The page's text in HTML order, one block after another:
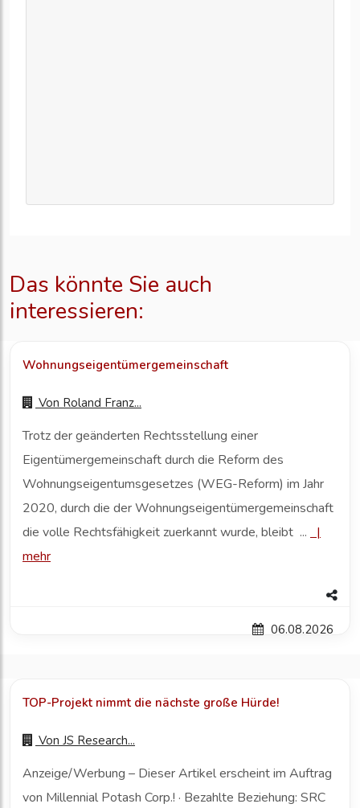
Das könnte Sie auch
interessieren:
Wohnungseigentümergemeinschaft
Von Roland Franz...
Trotz der geänderten Rechtsstellung einer
Eigentümergemeinschaft durch die Reform des
Wohnungseigentumsgesetzes (WEG-Reform) im Jahr
2020, durch die der Wohnungseigentümergemeinschaft
die volle Rechtsfähigkeit zuerkannt wurde, bleibt ...
|
mehr
06.08.2026
TOP-Projekt nimmt die nächste große Hürde!
Von JS Research...
Anzeige/Werbung – Dieser Artikel erscheint im Auftrag
von Millennial Potash Corp.! · Bezahlte Beziehung: SRC